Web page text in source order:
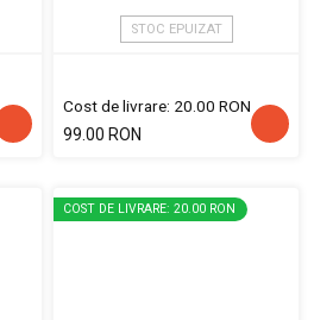
STOC EPUIZAT
Cost de livrare: 20.00 RON
99.00 RON
COST DE LIVRARE: 20.00 RON